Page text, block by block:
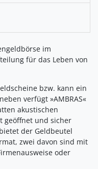
im
für das Leben von
bzw. kann ein
verfügt »AMBRAS«
akustischen
geöffnet und sicher
der Geldbeutel
zwei davon sind mit
oder